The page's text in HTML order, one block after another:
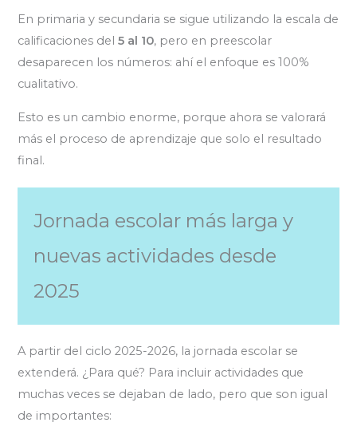
En primaria y secundaria se sigue utilizando la escala de
calificaciones del5 al 10, pero en preescolar
desaparecen los números: ahí el enfoque es 100%
cualitativo.
Esto es un cambio enorme, porque ahora se valorará
más el proceso de aprendizaje que solo el resultado
final.
Jornada escolar más larga y
nuevas actividades desde
2025
A partir del ciclo 2025-2026, la jornada escolar se
extenderá. ¿Para qué? Para incluir actividades que
muchas veces se dejaban de lado, pero que son igual
de importantes: